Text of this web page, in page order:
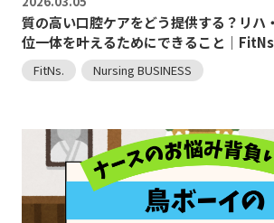
質の高い口腔ケアをどう提供する？リハ
位一体を叶えるためにできること｜
FitNs. Nursing BUSINESS